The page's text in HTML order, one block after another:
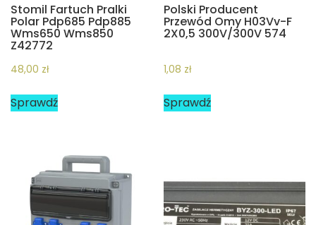
Stomil Fartuch Pralki
Polar Pdp685 Pdp885
Wms650 Wms850
Z42772
48,00 zł
Sprawdź
Polski Producent
Przewód Omy H03Vv-F
2X0,5 300V/300V 574
1,08 zł
Sprawdź